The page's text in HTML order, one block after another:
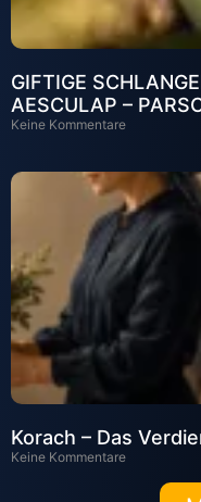
GIFTIGE
AESCULAP –
Keine Kommentare
Korach – Das
Keine Kommentare